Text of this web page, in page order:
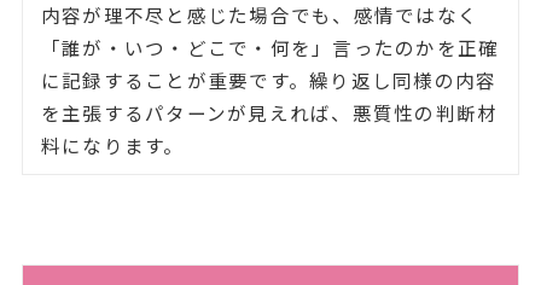
内容が理不尽と感じた場合でも、感情ではなく
「誰が・いつ・どこで・何を」言ったのかを正確
に記録することが重要です。繰り返し同様の内容
を主張するパターンが見えれば、悪質性の判断材
料になります。